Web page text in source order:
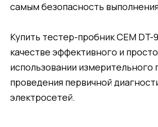
самым безопасность
Купить тестер-пробник CEM
качестве эффективного и
использовании измерительного
проведения первичной
электросетей.